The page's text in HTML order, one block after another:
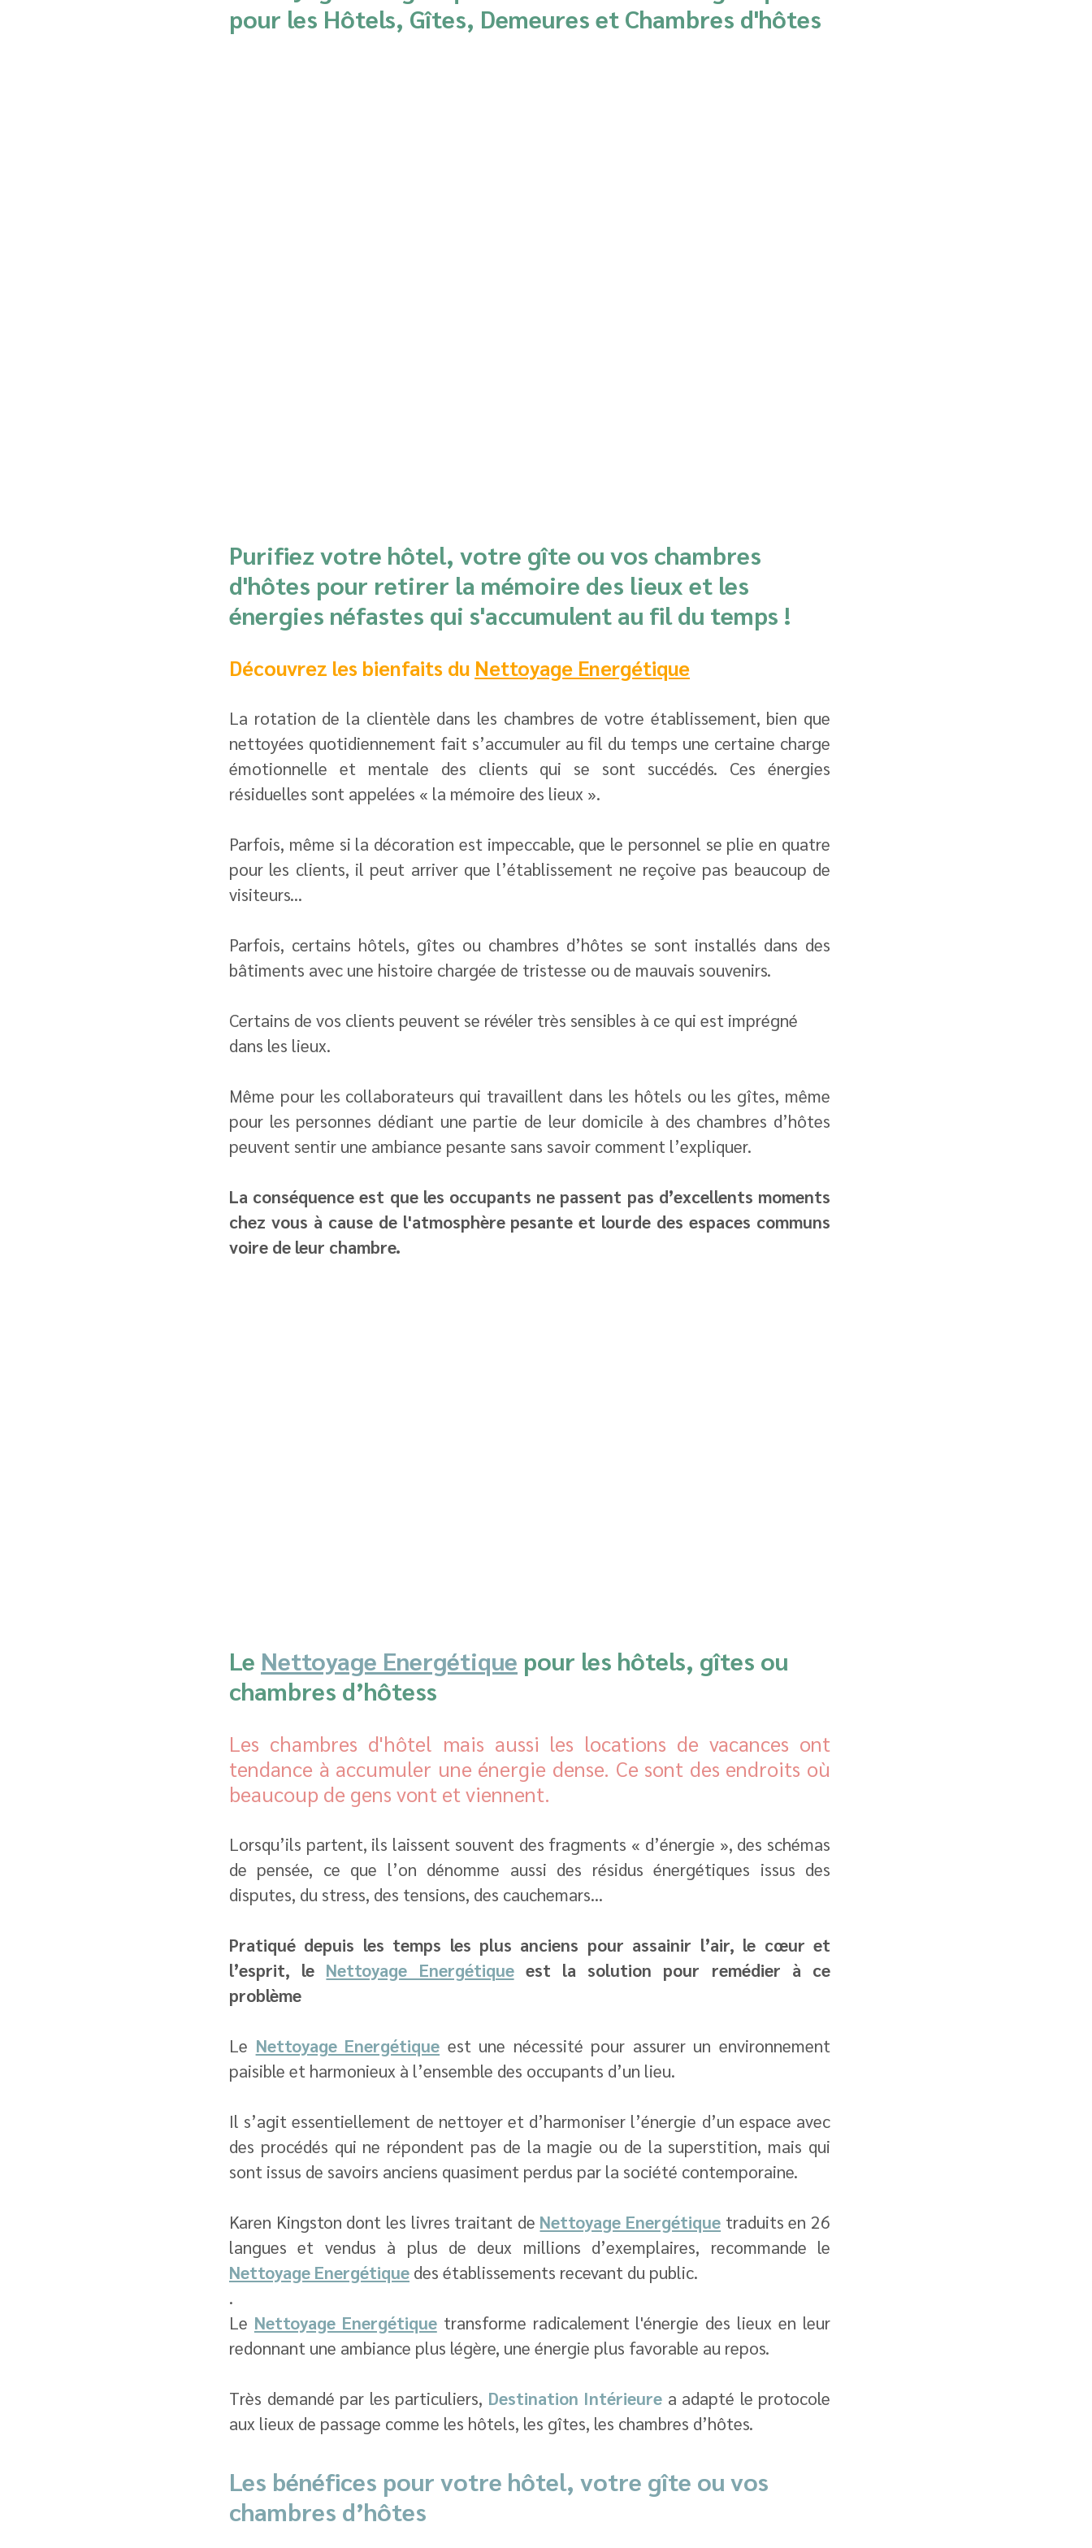
pour les Hôtels, Gîtes, Demeures et Chambres d'hôtes
Purifiez votre hôtel, votre gîte ou vos chambres
d'hôtes pour retirer la mémoire des lieux et les
énergies néfastes qui s'accumulent au fil du temps !
Découvrez les bienfaits du Nettoyage Energétique
La rotation de la clientèle dans les chambres de votre établissement, bien que
nettoyées quotidiennement fait s’accumuler au fil du temps une certaine charge
émotionnelle et mentale des clients qui se sont succédés. Ces énergies
résiduelles sont appelées « la mémoire des lieux ».
Parfois, même si la décoration est impeccable, que le personnel se plie en quatre
pour les clients, il peut arriver que l’établissement ne reçoive pas beaucoup de
visiteurs...
Parfois, certains hôtels, gîtes ou chambres d’hôtes se sont installés dans des
bâtiments avec une histoire chargée de tristesse ou de mauvais souvenirs.
Certains de vos clients peuvent se révéler très sensibles à ce qui est imprégné
dans les lieux.
Même pour les collaborateurs qui travaillent dans les hôtels ou les gîtes, même
pour les personnes dédiant une partie de leur domicile à des chambres d’hôtes
peuvent sentir une ambiance pesante sans savoir comment l’expliquer.
La conséquence est que les occupants ne passent pas d’excellents moments
chez vous à cause de l'atmosphère pesante et lourde des espaces communs
voire de leur chambre.
Le Nettoyage Energétique pour les hôtels, gîtes ou
chambres d’hôtess
Les chambres d'hôtel mais aussi les locations de vacances ont
tendance à accumuler une énergie dense. Ce sont des endroits où
beaucoup de gens vont et viennent.
Lorsqu’ils partent, ils laissent souvent des fragments « d’énergie », des schémas
de pensée, ce que l’on dénomme aussi des résidus énergétiques issus des
disputes, du stress, des tensions, des cauchemars…
Pratiqué depuis les temps les plus anciens pour assainir l’air, le cœur et
l’esprit, le Nettoyage Energétique est la solution pour remédier à ce
problème
Le Nettoyage Energétique est une nécessité pour assurer un environnement
paisible et harmonieux à l’ensemble des occupants d’un lieu.
Il s’agit essentiellement de nettoyer et d’harmoniser l’énergie d’un espace avec
des procédés qui ne répondent pas de la magie ou de la superstition, mais qui
sont issus de savoirs anciens quasiment perdus par la société contemporaine.
Karen Kingston dont les livres traitant de Nettoyage Energétique traduits en 26
Nettoyage Energétique des établissements recevant du public.
.
Le Nettoyage Energétique transforme radicalement l'énergie des lieux en leur
redonnant une ambiance plus légère, une énergie plus favorable au repos.
Très demandé par les particuliers, Destination Intérieure a adapté le protocole
aux lieux de passage comme les hôtels, les gîtes, les chambres d’hôtes.
Les bénéfices pour votre hôtel, votre gîte ou vos
chambres d’hôtes